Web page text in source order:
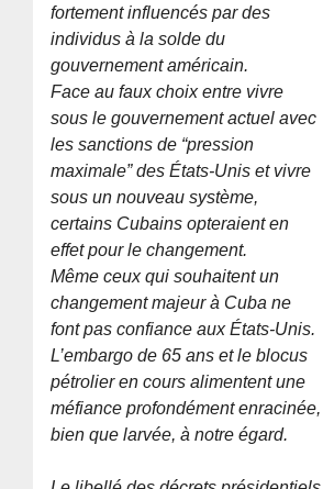
fortement influencés par des
individus à la solde du
gouvernement américain.
Face au faux choix entre vivre
sous le gouvernement actuel avec
les sanctions de “pression
maximale” des États-Unis et vivre
sous un nouveau système,
certains Cubains opteraient en
effet pour le changement.
Même ceux qui souhaitent un
changement majeur à Cuba ne
font pas confiance aux États-Unis.
L’embargo de 65 ans et le blocus
pétrolier en cours alimentent une
méfiance profondément enracinée,
bien que larvée, à notre égard.